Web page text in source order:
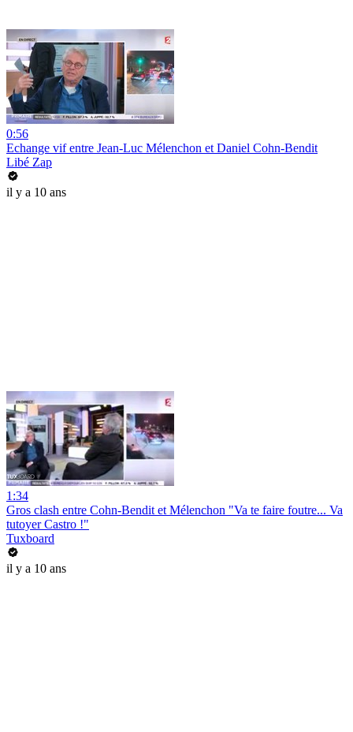
0:56
Echange vif entre Jean-Luc Mélenchon et Daniel Cohn-Bendit
Libé Zap
il y a 10 ans
1:34
Gros clash entre Cohn-Bendit et Mélenchon "Va te faire foutre... Va
tutoyer Castro !"
Tuxboard
il y a 10 ans